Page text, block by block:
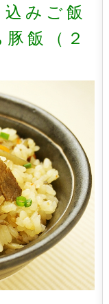
みご飯
飯（２